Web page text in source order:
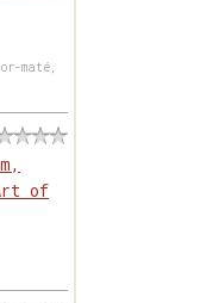
maté,
of